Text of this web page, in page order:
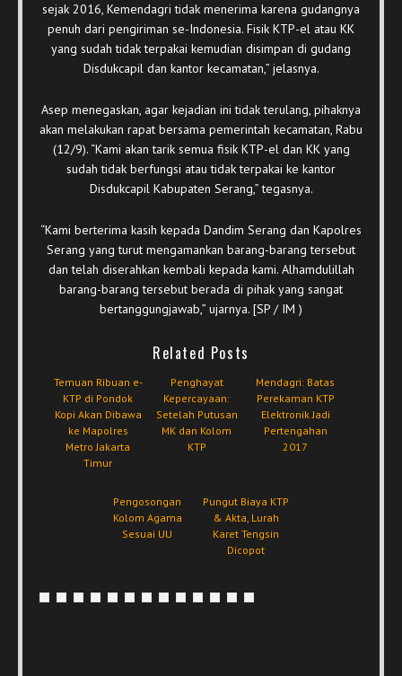
sejak 2016, Kemendagri tidak menerima karena gudangnya
penuh dari pengiriman se-Indonesia. Fisik KTP-el atau KK
yang sudah tidak terpakai kemudian disimpan di gudang
Disdukcapil dan kantor kecamatan,” jelasnya.
Asep menegaskan, agar kejadian ini tidak terulang, pihaknya
akan melakukan rapat bersama pemerintah kecamatan, Rabu
(12/9). “Kami akan tarik semua fisik KTP-el dan KK yang
sudah tidak berfungsi atau tidak terpakai ke kantor
Disdukcapil Kabupaten Serang,” tegasnya.
“Kami berterima kasih kepada Dandim Serang dan Kapolres
Serang yang turut mengamankan barang-barang tersebut
dan telah diserahkan kembali kepada kami. Alhamdulillah
barang-barang tersebut berada di pihak yang sangat
bertanggungjawab,” ujarnya. [SP / IM )
Related Posts
Temuan Ribuan e-
KTP di Pondok
Kopi Akan Dibawa
ke Mapolres
Metro Jakarta
Timur
Penghayat
Kepercayaan:
Setelah Putusan
MK dan Kolom
KTP
Mendagri: Batas
Perekaman KTP
Elektronik Jadi
Pertengahan
2017
Pengosongan
Kolom Agama
Sesuai UU
Pungut Biaya KTP
& Akta, Lurah
Karet Tengsin
Dicopot